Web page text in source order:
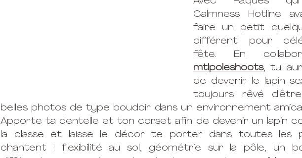
Calmness Hotline
faire un petit
différent pour
mtlpoleshoots, tu
de devenir le lapin
toujours rêvé
belles photos de type boudoir dans un environnement
Apporte ta dentelle et ton corset afin de devenir un lapin
la classe et laisse le décor te porter dans toutes les
chantent : flexibilité au sol, géométrie sur la pôle, un